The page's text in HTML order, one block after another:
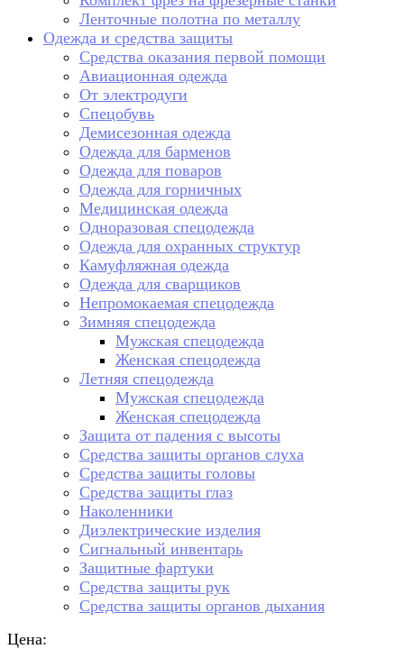
Ленточные полотна по металлу
Одежда и средства защиты
Средства оказания первой помощи
Авиационная одежда
От электродуги
Спецобувь
Демисезонная одежда
Одежда для барменов
Одежда для поваров
Одежда для горничных
Медицинская одежда
Одноразовая спецодежда
Одежда для охранных структур
Камуфляжная одежда
Одежда для сварщиков
Непромокаемая спецодежда
Зимняя спецодежда
Мужская спецодежда
Женская спецодежда
Летняя спецодежда
Мужская спецодежда
Женская спецодежда
Защита от падения с высоты
Средства защиты органов слуха
Средства защиты головы
Средства защиты глаз
Наколенники
Диэлектрические изделия
Сигнальный инвентарь
Защитные фартуки
Средства защиты рук
Средства защиты органов дыхания
Цена: